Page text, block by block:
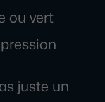
ou vert
juste un